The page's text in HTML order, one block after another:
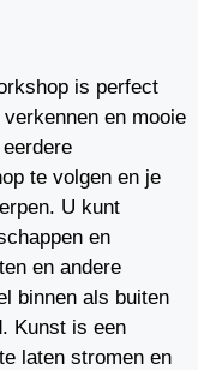
is perfect
en mooie
te volgen en je
U kunt
en
en andere
binnen als buiten
Kunst is een
laten stromen en